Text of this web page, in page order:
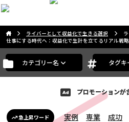
ライバーとして収益化で生きる選択
ラ
仕事にする時代へ：収益化で生計を立てるリアル戦略
カテゴリー名 タグキ
プロモーションが
急上昇ワード 実例 専業 成功